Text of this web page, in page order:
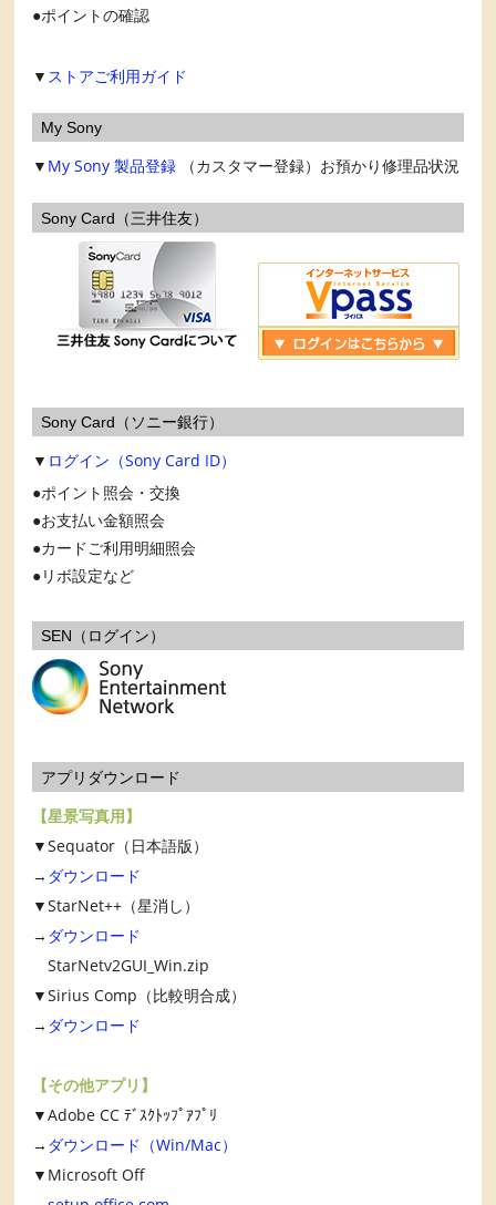
ポイントの確認
▼ ストアご利用ガイド
My Sony
▼ My Sony 製品登録 （カスタマー登録）お預かり修理品状況
Sony Card（三井住友）
Sony Card（ソニー銀行）
▼ ログイン（Sony Card ID）
ポイント照会・交換
お支払い金額照会
カードご利用明細照会
リボ設定など
SEN（ログイン）
アプリダウンロード
【星景写真用】
▼Sequator（日本語版）
→ ダウンロード
▼StarNet++（星消し）
→ ダウンロード
StarNetv2GUI_Win.zip
▼Sirius Comp（比較明合成）
→ ダウンロード
【その他アプリ】
▼Adobe CC ﾃﾞｽｸﾄｯﾌﾟｱﾌﾟﾘ
→ ダウンロード（Win/Mac）
▼Microsoft Off